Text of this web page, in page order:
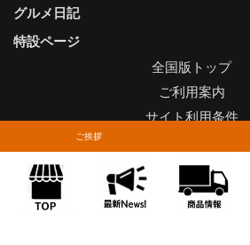
ご挨拶
グルメ日記
特設ページ
全国版トップ
ご利用案内
サイト利用条件
プライバシーポリシ
関連リンク
お問い合わせについて